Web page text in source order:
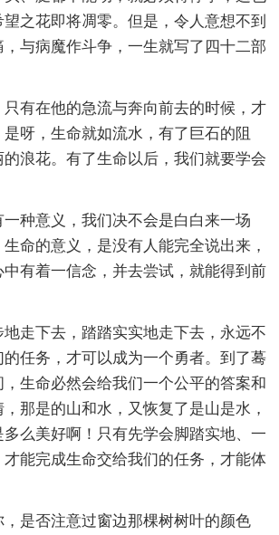
之花即将凋零。但是，令人意想不到
与病魔作斗争，一生就写了四十二部
在他的急流与奔向前去的时候，才
呀，生命就如流水，有了巨石的阻
浪花。有了生命以后，我们就要学会
意义，我们决不会是白白来一场
命的意义，是没有人能完全说出来，
有着一信念，并去尝试，就能得到前
下去，踏踏实实地走下去，永远不
任务，才可以成为一个勇者。到了蓦
生命必然会给我们一个公平的答案和
那是的山和水，又恢复了是山是水，
么美好啊！只有先学会脚踏实地、一
能完成生命交给我们的任务，才能体
否注意过窗边那棵树树叶的颜色